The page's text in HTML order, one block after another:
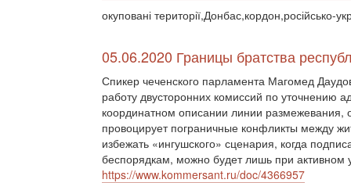
окуповані території,Донбас,кордон,російсько-
05.06.2020 Границы братства
Спикер чеченского парламента Магомед
работу двусторонних комиссий по уточнению
координатном описании линии размежевания,
провоцирует пограничные конфликты между
избежать «ингушского» сценария, когда
беспорядкам, можно будет лишь при активном
https://www.kommersant.ru/doc/4366957